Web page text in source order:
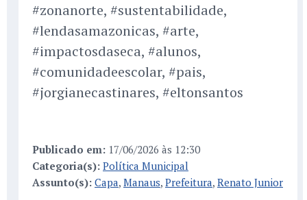
#zonanorte, #sustentabilidade,
#lendasamazonicas, #arte,
#impactosdaseca, #alunos,
#comunidadeescolar, #pais,
#jorgianecastinares, #eltonsantos
Publicado em: 17/06/2026 às 12:30
Categoria(s): Política Municipal
Assunto(s): Capa, Manaus, Prefeitura, Renato Junior